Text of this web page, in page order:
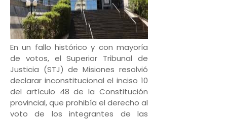
En un fallo histórico y con mayoría
de votos, el Superior Tribunal de
Justicia (STJ) de Misiones resolvió
declarar inconstitucional el inciso 10
del artículo 48 de la Constitución
provincial, que prohibía el derecho al
voto de los integrantes de las